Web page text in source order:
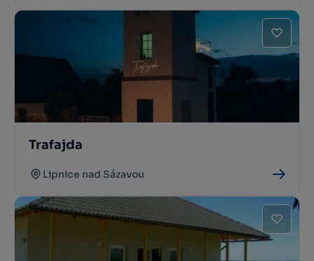
Trafajda
Lipnice nad Sázavou